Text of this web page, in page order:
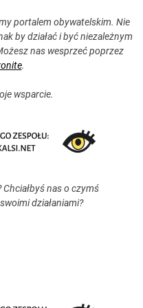
portalem obywatelskim. Nie
by działać i być niezależnym
nas wesprzeć poprzez
.
wsparcie.
nas o czymś
działaniami?